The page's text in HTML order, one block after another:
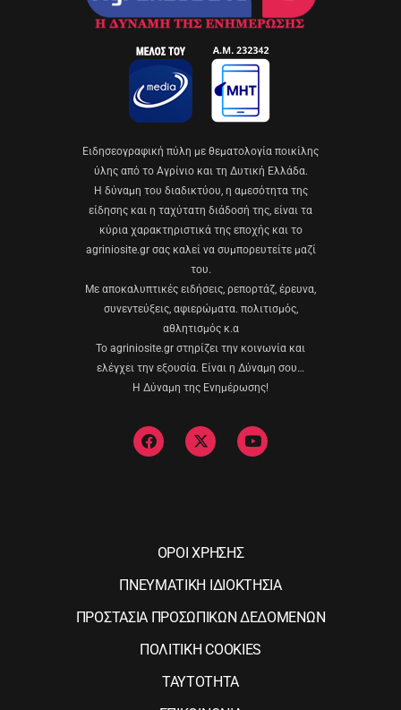
Eιδησεογραφική πύλη με θεματολογία ποικίλης
ύλης από το Αγρίνιο και τη Δυτική Ελλάδα.
Η δύναμη του διαδικτύου, η αμεσότητα της
είδησης και η ταχύτατη διάδοσή της, είναι τα
κύρια χαρακτηριστικά της εποχής και το
agriniosite.gr σας καλεί να συμπορευτείτε μαζί
του.
Με αποκαλυπτικές ειδήσεις, ρεπορτάζ, έρευνα,
συνεντεύξεις, αφιερώματα. πολιτισμός,
αθλητισμός κ.α
Το agriniosite.gr στηρίζει την κοινωνία και
ελέγχει την εξουσία. Είναι η Δύναμη σου…
Η Δύναμη της Ενημέρωσης!
ΟΡΟΙ ΧΡΗΣΗΣ
ΠΝΕΥΜΑΤΙΚΗ ΙΔΙΟΚΤΗΣΙΑ
ΠΡΟΣΤΑΣΙΑ ΠΡΟΣΩΠΙΚΩΝ ΔΕΔΟΜΕΝΩΝ
ΠΟΛΙΤΙΚΗ COOKIES
ΤΑΥΤΟΤΗΤΑ